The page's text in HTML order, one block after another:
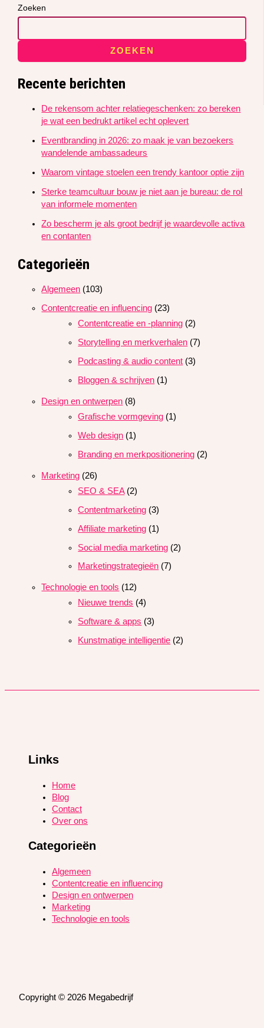
Zoeken
ZOEKEN
Recente berichten
De rekensom achter relatiegeschenken: zo bereken
je wat een bedrukt artikel echt oplevert
Eventbranding in 2026: zo maak je van bezoekers
wandelende ambassadeurs
Waarom vintage stoelen een trendy kantoor optie zijn
Sterke teamcultuur bouw je niet aan je bureau: de rol
van informele momenten
Zo bescherm je als groot bedrijf je waardevolle activa
en contanten
Categorieën
Algemeen (103)
Contentcreatie en influencing (23)
Contentcreatie en -planning (2)
Storytelling en merkverhalen (7)
Podcasting & audio content (3)
Bloggen & schrijven (1)
Design en ontwerpen (8)
Grafische vormgeving (1)
Web design (1)
Branding en merkpositionering (2)
Marketing (26)
SEO & SEA(2)
Contentmarketing (3)
Affiliate marketing (1)
Social media marketing (2)
Marketingstrategieën (7)
Technologie en tools (12)
Nieuwe trends (4)
Software & apps (3)
Kunstmatige intelligentie (2)
Links
Home
Blog
Contact
Over ons
Categorieën
Algemeen
Contentcreatie en influencing
Design en ontwerpen
Marketing
Technologie en tools
Copyright © 2026 Megabedrijf